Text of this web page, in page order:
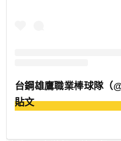
台鋼雄鷹職業棒球隊（
貼文